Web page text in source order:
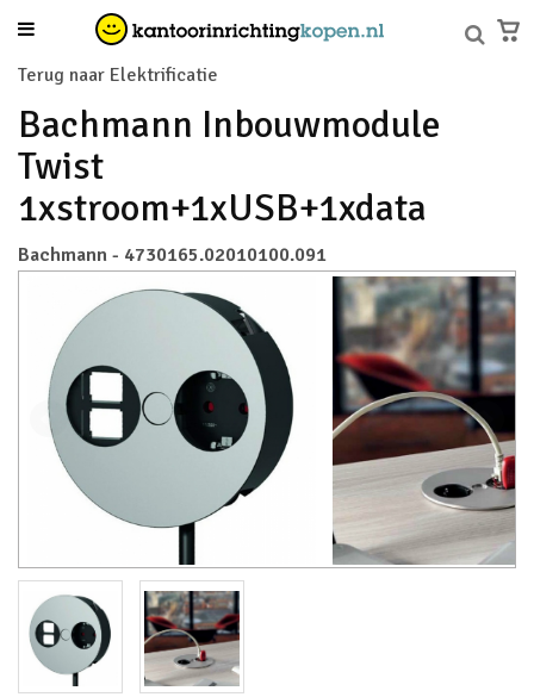
Terug naar Elektrificatie
Bachmann Inbouwmodule
Twist
1xstroom+1xUSB+1xdata
Bachmann - 4730165.02010100.091